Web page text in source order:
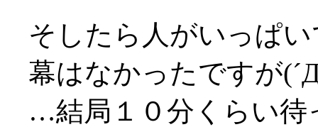
そしたら人がいっぱ
幕はなかったですが
…結局１０分くらい待